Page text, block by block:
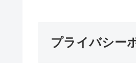
プライバシー